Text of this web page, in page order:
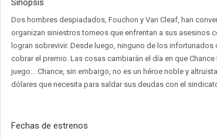
Sinopsis
Dos hombres despiadados, Fouchon y Van Cleaf, han
organizan siniestros torneos que enfrentan a sus asesinos
logran sobrevivir. Desde luego, ninguno de los
cobrar el premio. Las cosas cambiarán el día en que
juego... Chance, sin embargo, no es un héroe noble y
dólares que necesita para saldar sus deudas con el
Fechas de estrenos